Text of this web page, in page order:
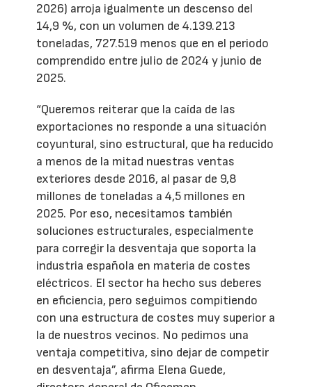
2026) arroja igualmente un descenso del
14,9 %, con un volumen de 4.139.213
toneladas, 727.519 menos que en el periodo
comprendido entre julio de 2024 y junio de
2025.
“Queremos reiterar que la caída de las
exportaciones no responde a una situación
coyuntural, sino estructural, que ha reducido
a menos de la mitad nuestras ventas
exteriores desde 2016, al pasar de 9,8
millones de toneladas a 4,5 millones en
2025. Por eso, necesitamos también
soluciones estructurales, especialmente
para corregir la desventaja que soporta la
industria española en materia de costes
eléctricos. El sector ha hecho sus deberes
en eficiencia, pero seguimos compitiendo
con una estructura de costes muy superior a
la de nuestros vecinos. No pedimos una
ventaja competitiva, sino dejar de competir
en desventaja”, afirma Elena Guede,